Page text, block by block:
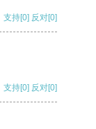
支持[0] 反对[0]
支持[0] 反对[0]